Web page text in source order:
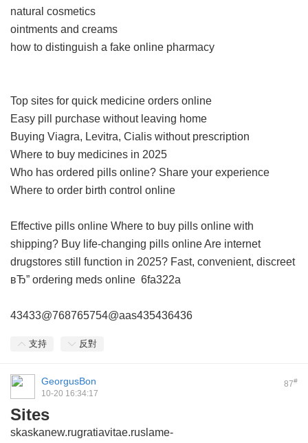
natural cosmetics
ointments and creams
how to distinguish a fake online pharmacy
Top sites for quick medicine orders online
Easy pill purchase without leaving home
Buying Viagra, Levitra, Cialis without prescription
Where to buy medicines in 2025
Who has ordered pills online? Share your experience
Where to order birth control online
Effective pills online Where to buy pills online with
shipping? Buy life-changing pills onlineAre internet
drugstores still function in 2025? Fast, convenient, discreet
вЂ” ordering meds online 6fa322a
43433@768765754@aas435436436
支持 反對
87#
GeorgusBon
10-20 16:34:17
Sites
skaskanew.rugratiavitae.ruslame-